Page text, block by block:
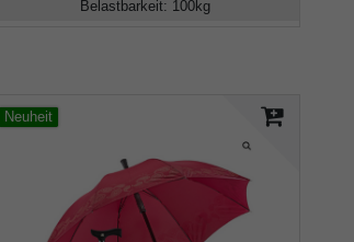
Belastbarkeit: 100kg
Neuheit